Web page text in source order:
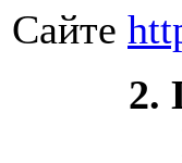
Сайте